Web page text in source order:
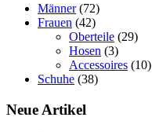
Männer (72)
Frauen (42)
Oberteile (29)
Hosen (3)
Accessoires (10)
Schuhe (38)
Neue Artikel